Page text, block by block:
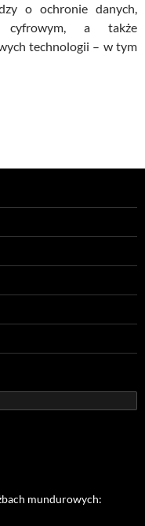
o ochronie danych,
cyfrowym, a także
technologii – w tym
mundurowych: